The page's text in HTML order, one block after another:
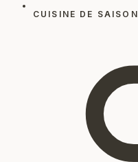
CUISINE DE SAISON